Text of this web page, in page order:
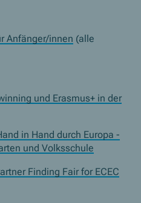
Anfänger/innen (alle
und Erasmus+ in der
in Hand durch Europa -
und Volksschule
Finding Fair for ECEC